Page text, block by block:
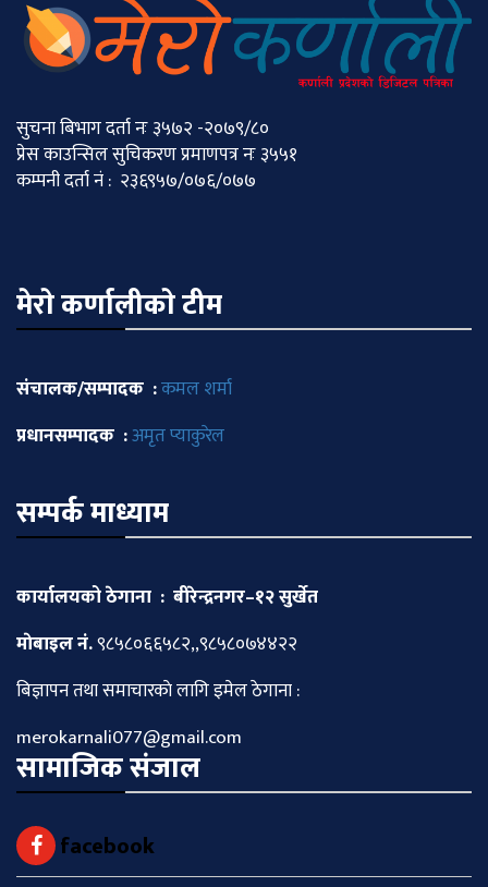
सुचना बिभाग दर्ता नः ३५७२ -२०७९/८०
प्रेस काउन्सिल सुचिकरण प्रमाणपत्र नः ३५५१
कम्पनी दर्ता नं : २३६९५७/०७६/०७७
मेराे कर्णालीकाे टीम
संचालक/सम्पादक :कमल शर्मा
प्रधानसम्पादक :अमृत प्याकुरेल
सम्पर्क माध्याम
कार्यालयको ठेगाना : बीरेन्द्रनगर–१२ सुर्खेत
माेबाइल नं.९८५८०६६५८२,,९८५८०७४४२२
बिज्ञापन तथा समाचारकाे लागि इमेल ठेगाना :
merokarnali077@gmail.com
सामाजिक संजाल
facebook